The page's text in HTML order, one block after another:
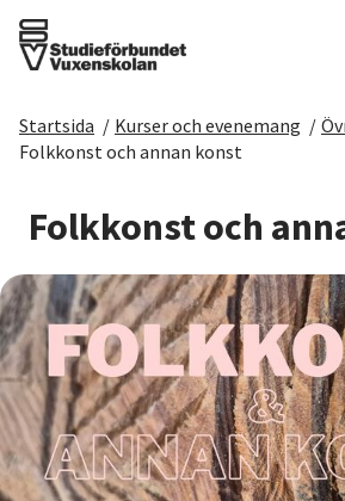
Det här gör vi
För dig som
Sök kurser och
Om SV
Starta studiecirkel
Cirkelledare
Startsida / Kurser och evenemang /
Folkkonst och annan konst
Folkkonst och